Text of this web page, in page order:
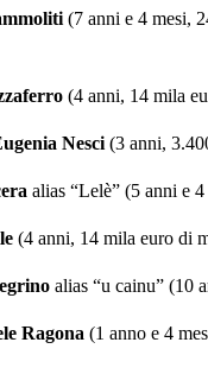
(7 anni e 4 mesi,
(4 anni, 14 mila
Nesci(3 anni,
alias “Lelè” (5 anni e 4
(4 anni, 14 mila euro di
alias “u cainu” (10
Ragona (1 anno e 4